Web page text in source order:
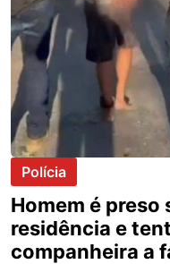
Polícia
Homem é
residência e
companheira a